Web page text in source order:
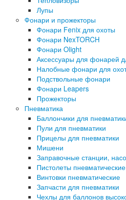
Лупы
Фонари и прожекторы
Фонари Fenix для охоты
Фонари NexTORCH
Фонари Olight
Аксессуары для фонарей
Налобные фонари для
Подствольные фонари
Фонари Leapers
Прожекторы
Пневматика
Баллончики для
Пули для пневматики
Прицелы для пневматики
Мишени
Заправочные станции,
Пистолеты пневматические
Винтовки пневматические
Запчасти для пневматики
Чехлы для баллонов